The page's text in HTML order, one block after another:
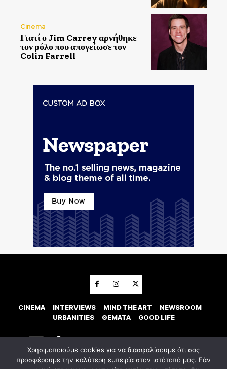
Cinema
Γιατί ο Jim Carrey αρνήθηκε
τον ρόλο που απογείωσε τον
Colin Farrell
CINEMA INTERVIEWS MIND THE ART
NEWSROOM
URBANITIES
ΘΕΜΑΤΑ GOOD LIFE
Χρησιμοποιούμε cookies για να διασφαλίσουμε ότι σας
προσφέρουμε την καλύτερη εμπειρία στον ιστότοπό μας. Εάν